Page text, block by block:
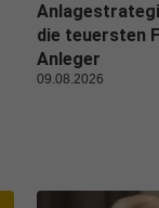
die teuersten
Anleger
09.08.2026